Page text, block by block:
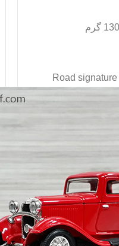
Road signature